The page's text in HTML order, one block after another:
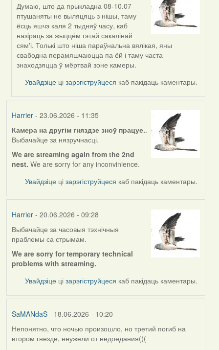
In
reply
to
by
nasta
Думаю, што да прыкладна 08-10.07
птушаняты не выляцяць з нішы, таму
ёсць яшчэ каля 2 тыдняў часу, каб
назіраць за жыццём гэтай сакалінай
сям'і. Толькі што ніша параўнальна вялікая, яны
свабодна перамяшчаюцца па ёй і таму часта
знаходзяцца ў мёртвай зоне камеры.
Увайдзіце цізарэгіструйцеся каб пакідаць каментары.
Harrier- 23.06.2026 - 11:35
Камера на другім гняздзе зноў працуе..
Выбачайце за нязручнасці.
We are streaming again from the 2nd
nest. We are sorry for any inconvinience.
Увайдзіце цізарэгіструйцеся каб пакідаць каментары.
Harrier- 20.06.2026 - 09:28
Выбачайце за часовыя тэхнічныя
праблемы са стрымам.
We are sorry for temporary technical
problems with streaming.
Увайдзіце цізарэгіструйцеся каб пакідаць каментары.
SaMANdaS- 18.06.2026 - 10:20
Непонятно, что ночью произошло, но третий погиб на
втором гнезде, неужели от недоедания(((